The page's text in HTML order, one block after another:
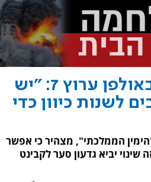
ח"כ זאב אלקין באולפן ערוץ 7: "יש
לשנות כיוון כדי
הממלכתי", מצהיר כי אפשר
יביא גדעון סער לקבינט